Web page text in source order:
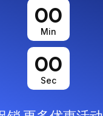
00
Min
00
Sec